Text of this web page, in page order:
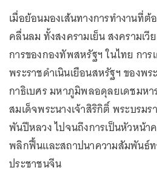
เมื่อย้อนมองเส้นทางการทำงานที่ต้
คลื่นลม ทั้งสงครามเย็น สงครามเวี
การของกองทัพสหรัฐฯ ในไทย การ
พระราชดำเนินเยือนสหรัฐฯ ของพ
กาธิเบศร มหาภูมิพลอดุลยเดชมห
สมเด็จพระนางเจ้าสิริกิติ์ พระบรม
พันปีหลวง ไปจนถึงการเป็นหัวหน้
พลิกฟื้นและสถาปนาความสัมพันธ์
ประชาชนจีน